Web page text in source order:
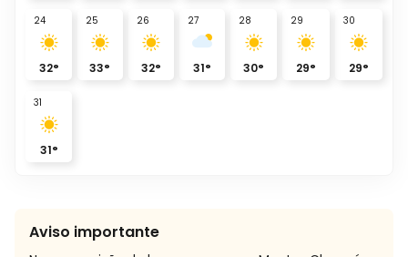
24
32°
25
33°
26
32°
27
31°
28
30°
29
29°
30
29°
31
31°
Aviso importante